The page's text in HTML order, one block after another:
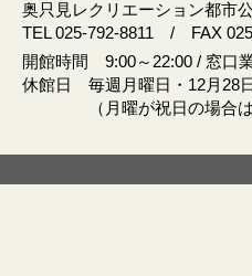
奥只見レクリエーション都市
TEL 025-792-8811 / FAX
開館時間 9:00～22:00 / 窓口
休館日 毎週月曜日・12月28
（月曜が祝日の場合は